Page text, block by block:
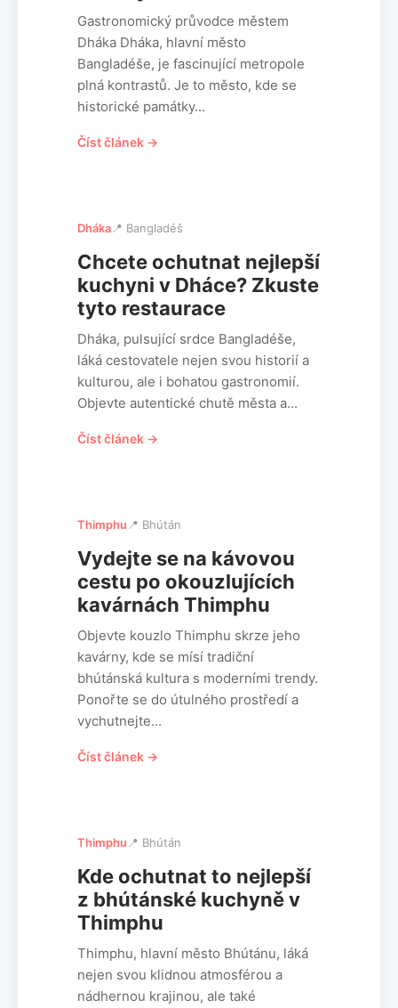
Gastronomický průvodce městem
Dháka Dháka, hlavní město
Bangladéše, je fascinující metropole
plná kontrastů. Je to město, kde se
historické památky...
Číst článek →
Dháka📍 Bangladéš
Chcete ochutnat nejlepší
kuchyni v Dháce? Zkuste
tyto restaurace
Dháka, pulsující srdce Bangladéše,
láká cestovatele nejen svou historií a
kulturou, ale i bohatou gastronomií.
Objevte autentické chutě města a...
Číst článek →
Thimphu 📍 Bhútán
Vydejte se na kávovou
cestu po okouzlujících
kavárnách Thimphu
Objevte kouzlo Thimphu skrze jeho
kavárny, kde se mísí tradiční
bhútánská kultura s moderními trendy.
Ponořte se do útulného prostředí a
vychutnejte...
Číst článek →
Thimphu 📍 Bhútán
Kde ochutnat to nejlepší
z bhútánské kuchyně v
Thimphu
Thimphu, hlavní město Bhútánu, láká
nejen svou klidnou atmosférou a
nádhernou krajinou, ale také